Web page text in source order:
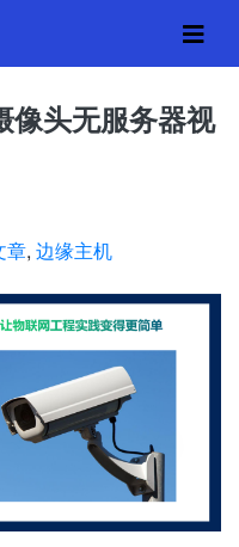
机对接摄
视频上墙
像头无服务器视
章,边缘主机